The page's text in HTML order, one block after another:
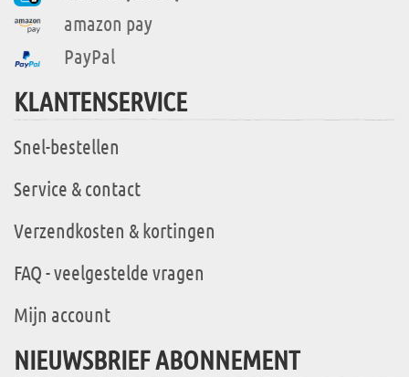
amazon pay
PayPal
KLANTENSERVICE
Snel-bestellen
Service & contact
Verzendkosten & kortingen
FAQ - veelgestelde vragen
Mijn account
NIEUWSBRIEF ABONNEMENT